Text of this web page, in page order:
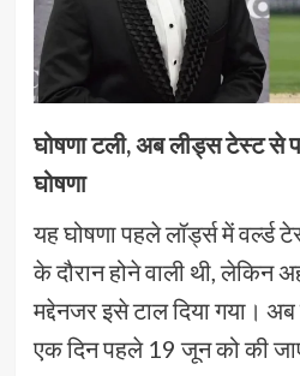
घोषणा टली, अब लीड्स टेस्ट से
घोषणा
यह घोषणा पहले लॉर्ड्स में वर्ल्ड
के दौरान होने वाली थी, लेकिन
मद्देनजर इसे टाल दिया गया।
एक दिन पहले 19 जून को की